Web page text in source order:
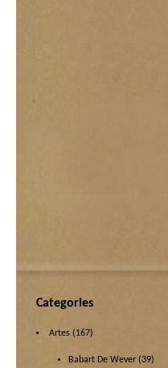
Categories
Artes (167)
Babart De Wever (39)